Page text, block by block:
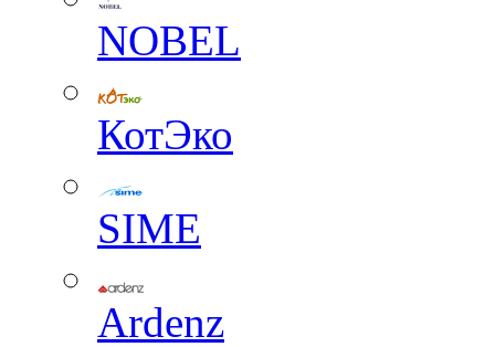
NOBEL
КотЭко
SIME
Ardenz